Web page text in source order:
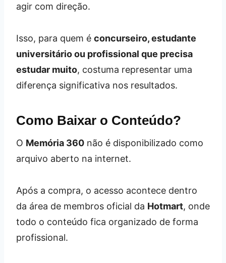
agir com direção.
Isso, para quem é concurseiro, estudante
universitário ou profissional que precisa
estudar muito, costuma representar uma
diferença significativa nos resultados.
Como Baixar o Conteúdo?
O Memória 360 não é disponibilizado como
arquivo aberto na internet.
Após a compra, o acesso acontece dentro
da área de membros oficial da Hotmart, onde
todo o conteúdo fica organizado de forma
profissional.